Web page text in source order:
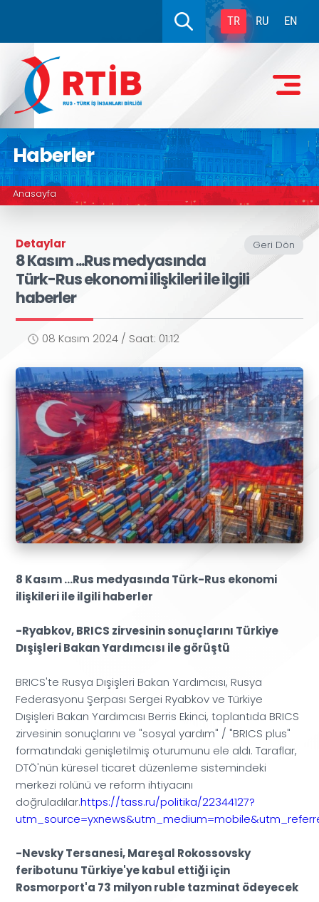
TR RU EN
Haberler
Anasayfa
Geri Dön
Detaylar
8 Kasım ...Rus medyasında
Türk-Rus ekonomi ilişkileri ile ilgili
haberler
08 Kasım 2024 / Saat: 01:12
8 Kasım ...Rus medyasında Türk-Rus ekonomi
ilişkileri ile ilgili haberler
-Ryabkov, BRICS zirvesinin sonuçlarını Türkiye
Dışişleri Bakan Yardımcısı ile görüştü
BRICS'te Rusya Dışişleri Bakan Yardımcısı, Rusya
Federasyonu Şerpası Sergei Ryabkov ve Türkiye
Dışişleri Bakan Yardımcısı Berris Ekinci, toplantıda BRICS
zirvesinin sonuçlarını ve "sosyal yardım" / "BRICS plus"
formatındaki genişletilmiş oturumunu ele aldı. Taraflar,
DTÖ'nün küresel ticaret düzenleme sistemindeki
merkezi rolünü ve reform ihtiyacını
doğruladılar.https://tass.ru/politika/22344127?
-Nevsky Tersanesi, Mareşal Rokossovsky
feribotunu Türkiye'ye kabul ettiği için
Rosmorport'a 73 milyon ruble tazminat ödeyecek